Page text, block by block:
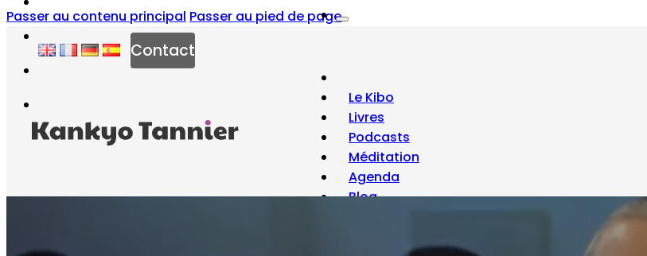
Passer au contenu principal Passer au pied de page
Contact
Le Kibo
Livres
Podcasts
Méditation
Agenda
Blog